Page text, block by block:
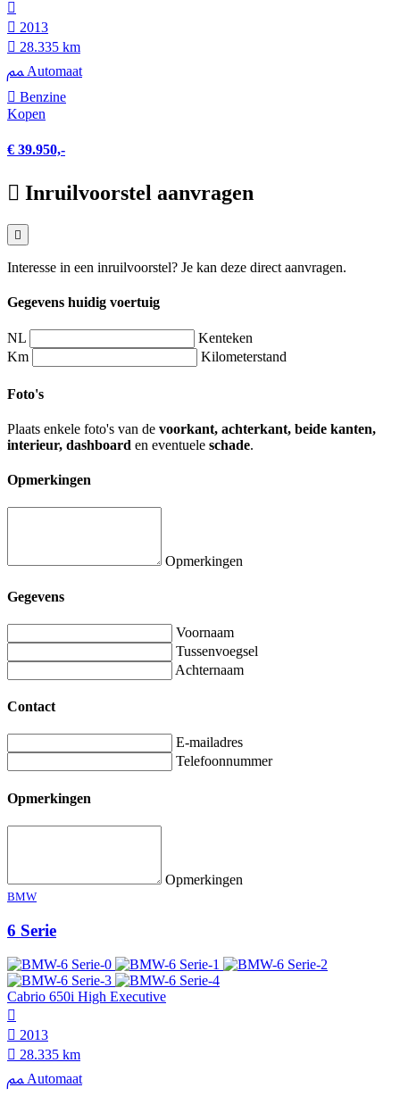
2013
28.335 km
Automaat
Benzine
Kopen
€ 39.950,-
Inruilvoorstel aanvragen
Interesse in een inruilvoorstel? Je kan deze direct aanvragen.
Gegevens huidig voertuig
NL
Kenteken
Km
Kilometerstand
Foto's
Plaats enkele foto's van de voorkant, achterkant, beide kanten,
interieur, dashboard en eventuele schade.
Opmerkingen
Opmerkingen
Gegevens
Voornaam
Tussenvoegsel
Achternaam
Contact
E-mailadres
Telefoonnummer
Opmerkingen
Opmerkingen
BMW
6 Serie
Cabrio 650i High Executive
2013
28.335 km
Automaat